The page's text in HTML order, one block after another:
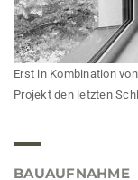
Erst in Kombination
Projekt den letzten
BAUAUFNAHME